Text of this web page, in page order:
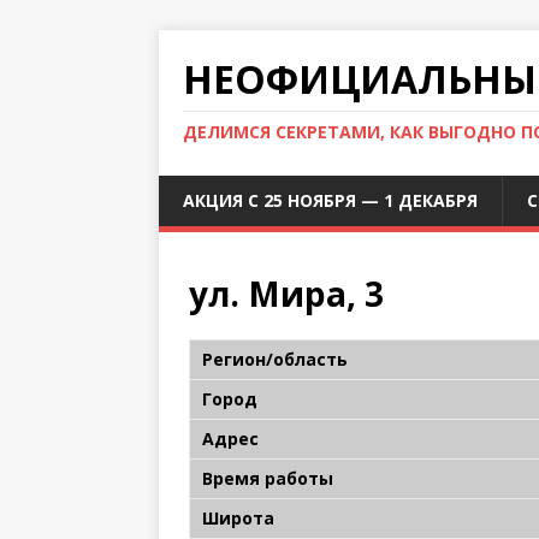
ДЕЛИМСЯ СЕКРЕТАМИ, КАК ВЫГОДНО
АКЦИЯ С 25 НОЯБРЯ — 1 ДЕКАБРЯ
ул. Мира, 3
Регион/область
Город
Адрес
Время работы
Широта